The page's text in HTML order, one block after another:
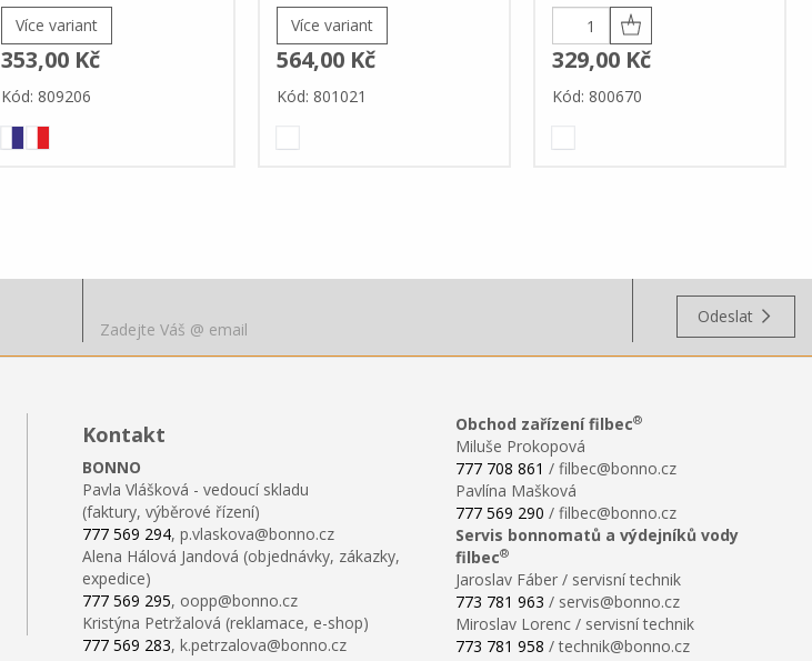
Více variant
353,00 Kč
Kód: 809206
Více variant
564,00 Kč
Kód: 801021
329,00 Kč
Kód: 800670
Odeslat
Kontakt
BONNO
Pavla Vlášková - vedoucí skladu
(faktury, výběrové řízení)
777 569 294, p.vlaskova@bonno.cz
Alena Hálová Jandová (objednávky, zákazky,
expedice)
777 569 295, oopp@bonno.cz
Kristýna Petržalová (reklamace, e-shop)
777 569 283, k.petrzalova@bonno.cz
Obchod zařízení filbec®
Miluše Prokopová
777 708 861 / filbec@bonno.cz
Pavlína Mašková
777 569 290 / filbec@bonno.cz
Servis bonnomatů a výdejníků vody
filbec®
Jaroslav Fáber / servisní technik
773 781 963 / servis@bonno.cz
Miroslav Lorenc / servisní technik
773 781 958 / technik@bonno.cz